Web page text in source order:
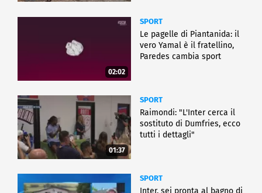
02:02
SPORT
Le pagelle di Piantanida: il
vero Yamal è il fratellino,
Paredes cambia sport
01:37
SPORT
Raimondi: "L'Inter cerca il
sostituto di Dumfries, ecco
tutti i dettagli"
SPORT
Inter, sei pronta al bagno di